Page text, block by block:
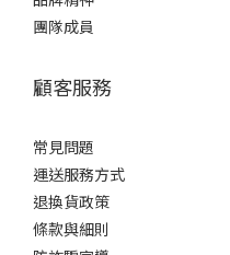
團隊成員
顧客服務
常見問題
運送服務方式
退換貨政策
條款與細則